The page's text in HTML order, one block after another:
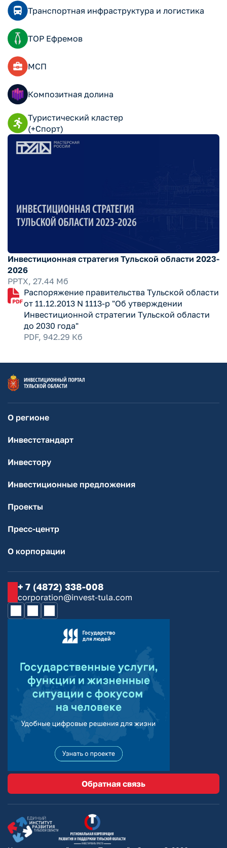
Транспортная инфраструктура и логистика
ТОР Ефремов
МСП
Композитная долина
Туристический кластер
(+Спорт)
PPTX, 27.44 Мб
Инвестиционная стратегия Тульской области 2023-
2026
Распоряжение правительства Тульской области
от 11.12.2013 N 1113-р "Об утверждении
Инвестиционной стратегии Тульской области
до 2030 года"
PDF, 942.29 Кб
О регионе
Инвестстандарт
Инвестору
Инвестиционные предложения
Проекты
Пресс-центр
О корпорации
+ 7 (4872) 338-008
corporation@invest-tula.com
Обратная связь